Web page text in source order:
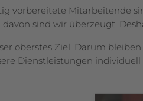
vorbereitete Mitarbeitende
sind wir überzeugt.
oberstes Ziel. Darum
Dienstleistungen